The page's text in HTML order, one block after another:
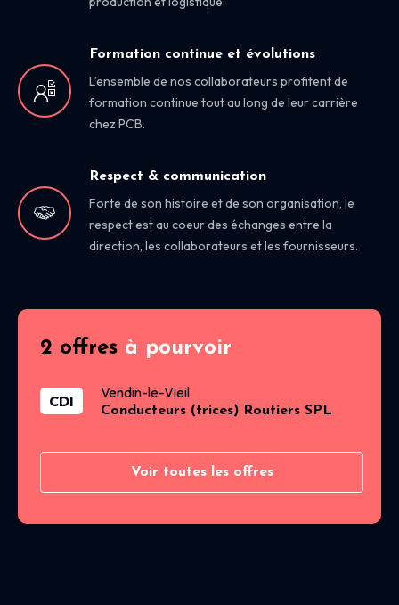
Formation continue et évolutions
L’ensemble de nos collaborateurs profitent de
formation continue tout au long de leur carrière
chez PCB.
Respect & communication
Forte de son histoire et de son organisation, le
respect est au coeur des échanges entre la
direction, les collaborateurs et les fournisseurs.
2 offres à pourvoir
CDI Vendin-le-Vieil
Conducteurs (trices) Routiers SPL
Voir toutes les offres